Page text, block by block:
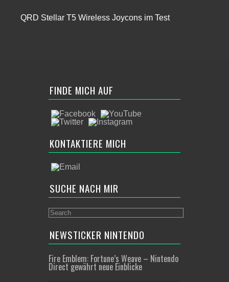
QRD Stellar T5 Wireless Joycons im Test
FINDE MICH AUF
KONTAKTIERE MICH
SUCHE NACH MIR
NEWSTICKER NINTENDO
Fire Emblem: Fortune’s Weave – Nintendo
Direct gewährt neue Einblicke